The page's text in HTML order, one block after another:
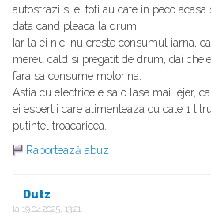
autostrazi si ei toti au cate in peco
data cand pleaca la drum.
Iar la ei nici nu creste consumul iarna,
mereu cald si pregatit de drum, dai
fara sa consume motorina.
Astia cu electricele sa o lase mai lejer,
ei espertii care alimenteaza cu cate 1
putintel troacaricea.
Raportează abuz
Dutz
la 19.04.2025, 13:21